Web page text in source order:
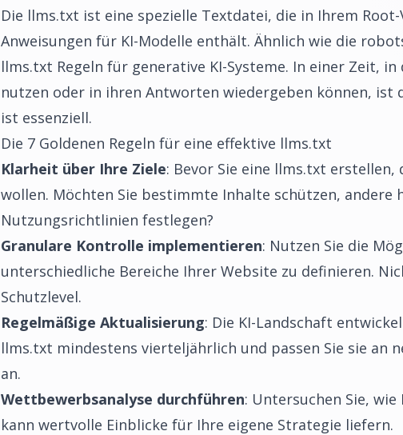
Die llms.txt ist eine spezielle Textdatei, die in Ihrem
Anweisungen für KI-Modelle enthält. Ähnlich wie die
llms.txt Regeln für generative KI-Systeme. In einer Zeit,
nutzen oder in ihren Antworten wiedergeben können,
ist essenziell.
Die 7 Goldenen Regeln für eine effektive llms.txt
Klarheit über Ihre Ziele: Bevor Sie eine llms.txt erstellen,
wollen. Möchten Sie bestimmte Inhalte schützen, andere
Nutzungsrichtlinien festlegen?
Granulare Kontrolle implementieren: Nutzen Sie die
unterschiedliche Bereiche Ihrer Website zu definieren.
Schutzlevel.
Regelmäßige Aktualisierung: Die KI-Landschaft
llms.txt mindestens vierteljährlich und passen Sie sie an
an.
Wettbewerbsanalyse durchführen: Untersuchen Sie,
kann wertvolle Einblicke für Ihre eigene Strategie liefern.